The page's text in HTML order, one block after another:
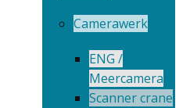
Camerawerk
ENG /
Meercamera
Scanner crane